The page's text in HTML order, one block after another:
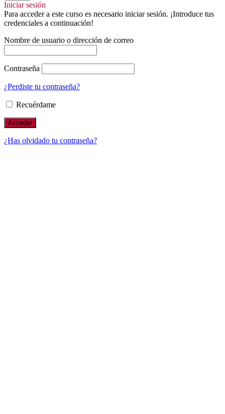
Iniciar sesión
Para acceder a este curso es necesario iniciar sesión. ¡Introduce tus
credenciales a continuación!
Nombre de usuario o dirección de correo
Contraseña
¿Perdiste tu contraseña?
Recuérdame
¿Has olvidado tu contraseña?